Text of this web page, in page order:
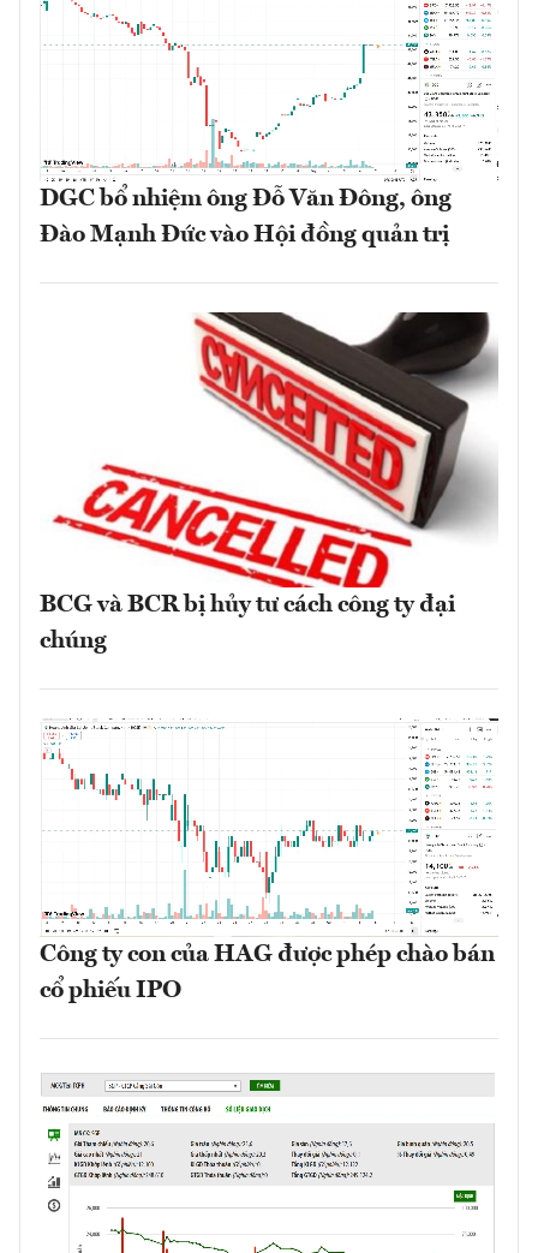
DGC bổ nhiệm ông Đỗ Văn Đông, ông
Đào Mạnh Đức vào Hội đồng quản trị
BCG và BCR bị hủy tư cách công ty đại
chúng
Công ty con của HAG được phép chào bán
cổ phiếu IPO